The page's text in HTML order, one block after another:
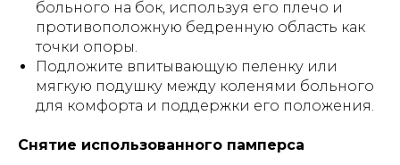
больного на бок, используя его плечо и
противоположную бедренную область как
точки опоры.
Подложите впитывающую пеленку или
мягкую подушку между коленями больного
для комфорта и поддержки его положения.
Снятие использованного памперса